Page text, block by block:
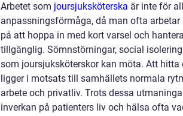
Arbetet som joursjuksköterska är inte för
anpassningsförmåga, då man ofta arbetar
på att hoppa in med kort varsel och
tillgänglig. Sömnstörningar, social
som joursjuksköterskor kan möta. Att
ligger i motsats till samhällets normala
arbete och privatliv. Trots dessa
inverkan på patienters liv och hälsa ofta